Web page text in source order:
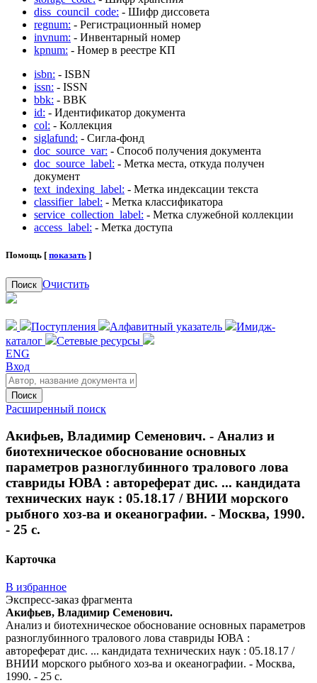
diss_council_code: - Шифр диссовета
regnum: - Регистрационный номер
invnum: - Инвентарный номер
kpnum: - Номер в реестре КП
isbn: - ISBN
issn: - ISSN
bbk: - BBK
id: - Идентификатор документа
col: - Коллекция
siglafund: - Сигла-фонд
doc_source_var: - Способ получения документа
doc_source_label: - Метка места, откуда получен
документ
text_indexing_label: - Метка индексации текста
classifier_label: - Метка классификатора
service_collection_label: - Метка служебной коллекции
access_label: - Метка доступа
Помощь [ показать ]
Поиск Очистить
Поступления Алфавитный указатель
Имидж-
каталог
Сетевые ресурсы
ENG
Вход
Поиск
Расширенный поиск
Акифьев, Владимир Семенович. - Анализ и
биотехническое обоснование основных
параметров разноглубинного тралового лова
ставриды ЮВА : автореферат дис. ... кандидата
технических наук : 05.18.17 / ВНИИ морского
рыбного хоз-ва и океанографии. - Москва, 1990.
- 25 с.
Карточка
В избранное
Экспресс-заказ фрагмента
Акифьев, Владимир Семенович.
Анализ и биотехническое обоснование основных параметров
разноглубинного тралового лова ставриды ЮВА :
автореферат дис. ... кандидата технических наук : 05.18.17 /
ВНИИ морского рыбного хоз-ва и океанографии. - Москва,
1990. - 25 с.